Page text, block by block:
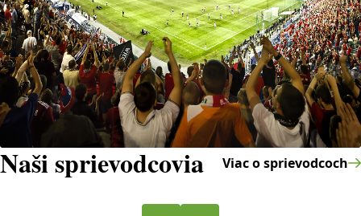
Naši sprievodcovia Viac o sprievodcoch